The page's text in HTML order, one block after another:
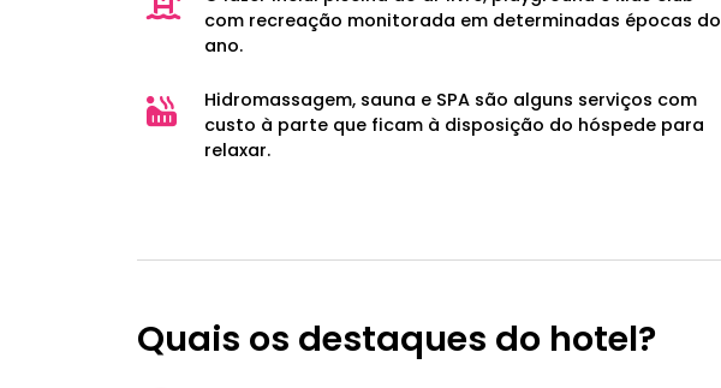
com recreação monitorada em determinadas épocas do
ano.
Hidromassagem, sauna e SPA são alguns serviços com
custo à parte que ficam à disposição do hóspede para
relaxar.
Quais os destaques do hotel?